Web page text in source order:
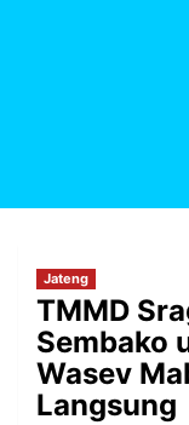
Jateng
TMMD
Sembako
Wasev
Langsung